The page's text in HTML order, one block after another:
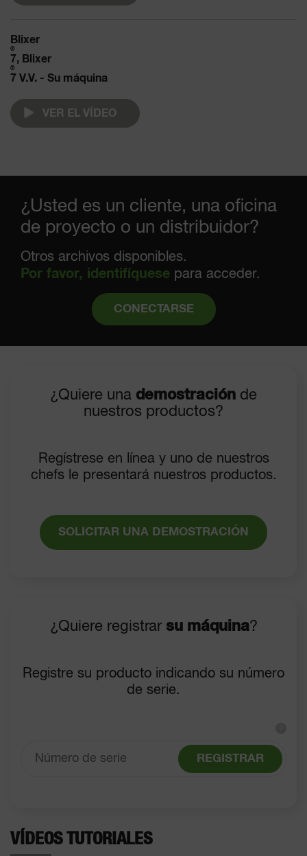
Blixer
®
7, Blixer
®
7 V.V. - Su máquina
VER EL VÍDEO
¿Usted es un cliente, una oficina
de proyecto o un distribuidor?
Otros archivos disponibles.
Por favor, identifíquese para acceder.
CONECTARSE
¿Quiere una demostración de
nuestros productos?
Regístrese en línea y uno de nuestros
chefs le presentará nuestros productos.
SOLICITAR UNA DEMOSTRACIÓN
¿Quiere registrar su máquina?
Registre su producto indicando su número
de serie.
REGISTRAR
VÍDEOS TUTORIALES